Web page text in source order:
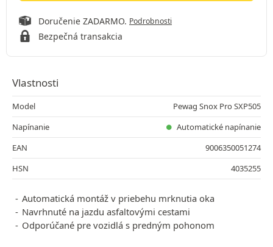
Doručenie ZADARMO. Podrobnosti
Bezpečná transakcia
Vlastnosti
Model
Pewag Snox Pro SXP505
Napínanie
Automatické napínanie
EAN
9006350051274
HSN
4035255
Automatická montáž v priebehu mrknutia oka
Navrhnuté na jazdu asfaltovými cestami
Odporúčané pre vozidlá s predným pohonom